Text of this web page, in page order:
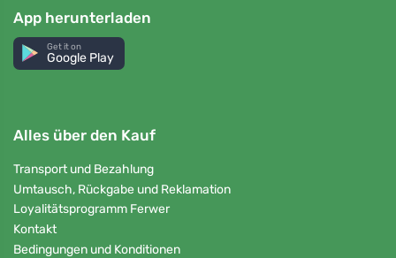
App herunterladen
Get it on
Google Play
Alles über den Kauf
Transport und Bezahlung
Umtausch, Rückgabe und Reklamation
Loyalitätsprogramm Ferwer
Kontakt
Bedingungen und Konditionen